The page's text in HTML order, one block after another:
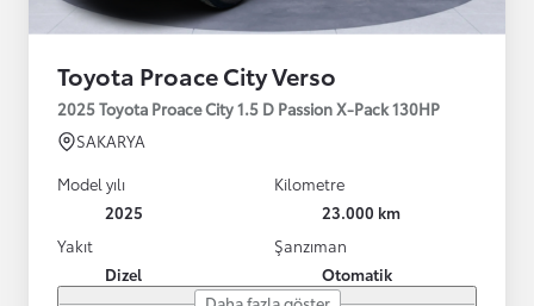
Toyota Proace City Verso
2025 Toyota Proace City 1.5 D Passion X-Pack 130HP
SAKARYA
Model yılı
2025
Kilometre
23.000 km
Yakıt
Dizel
Şanzıman
Otomatik